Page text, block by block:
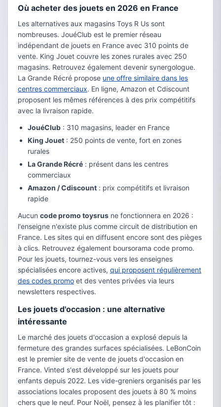
Où acheter des jouets en 2026 en France
Les alternatives aux magasins Toys R Us sont
nombreuses. JouéClub est le premier réseau
indépendant de jouets en France avec 310 points de
vente. King Jouet couvre les zones rurales avec 250
magasins. Retrouvez également devenir synergologue.
La Grande Récré propose une offre similaire dans les
centres commerciaux. En ligne, Amazon et Cdiscount
proposent les mêmes références à des prix compétitifs
avec la livraison rapide.
JouéClub : 310 magasins, leader en France
King Jouet : 250 points de vente, fort en zones
rurales
La Grande Récré : présent dans les centres
commerciaux
Amazon / Cdiscount : prix compétitifs et livraison
rapide
Aucun code promo toysrus ne fonctionnera en 2026 :
l'enseigne n'existe plus comme circuit de distribution en
France. Les sites qui en diffusent encore sont des pièges
à clics. Retrouvez également boursorama code promo.
Pour les jouets, tournez-vous vers les enseignes
spécialisées encore actives, qui proposent régulièrement
des codes promo et des ventes privées via leurs
newsletters respectives.
Les jouets d'occasion : une alternative
intéressante
Le marché des jouets d'occasion a explosé depuis la
fermeture des grandes surfaces spécialisées. LeBonCoin
est le premier site de vente de jouets d'occasion en
France. Vinted s'est développé sur les jouets pour
enfants depuis 2022. Les vide-greniers organisés par les
associations locales proposent des jouets à 80 % moins
chers que le neuf. Pour Noël, pensez à les planifier tôt :